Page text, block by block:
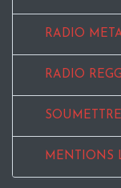
RADIO
RADIO
MENTIONS